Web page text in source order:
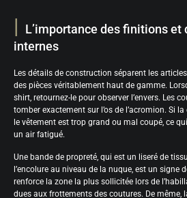
L’importance des finitions et
internes
Les détails de construction séparent les
des pièces véritablement haut de gamme.
shirt, retournez-le pour observer l’envers. Les
tomber exactement sur l’os de l’acromion. Si
le vêtement est trop grand ou mal coupé, ce
un air fatigué.
Une bande de propreté, qui est un liseré de
l’encolure au niveau de la nuque, est un signe
renforce la zone la plus sollicitée lors de
dues aux frottements des coutures. De même,